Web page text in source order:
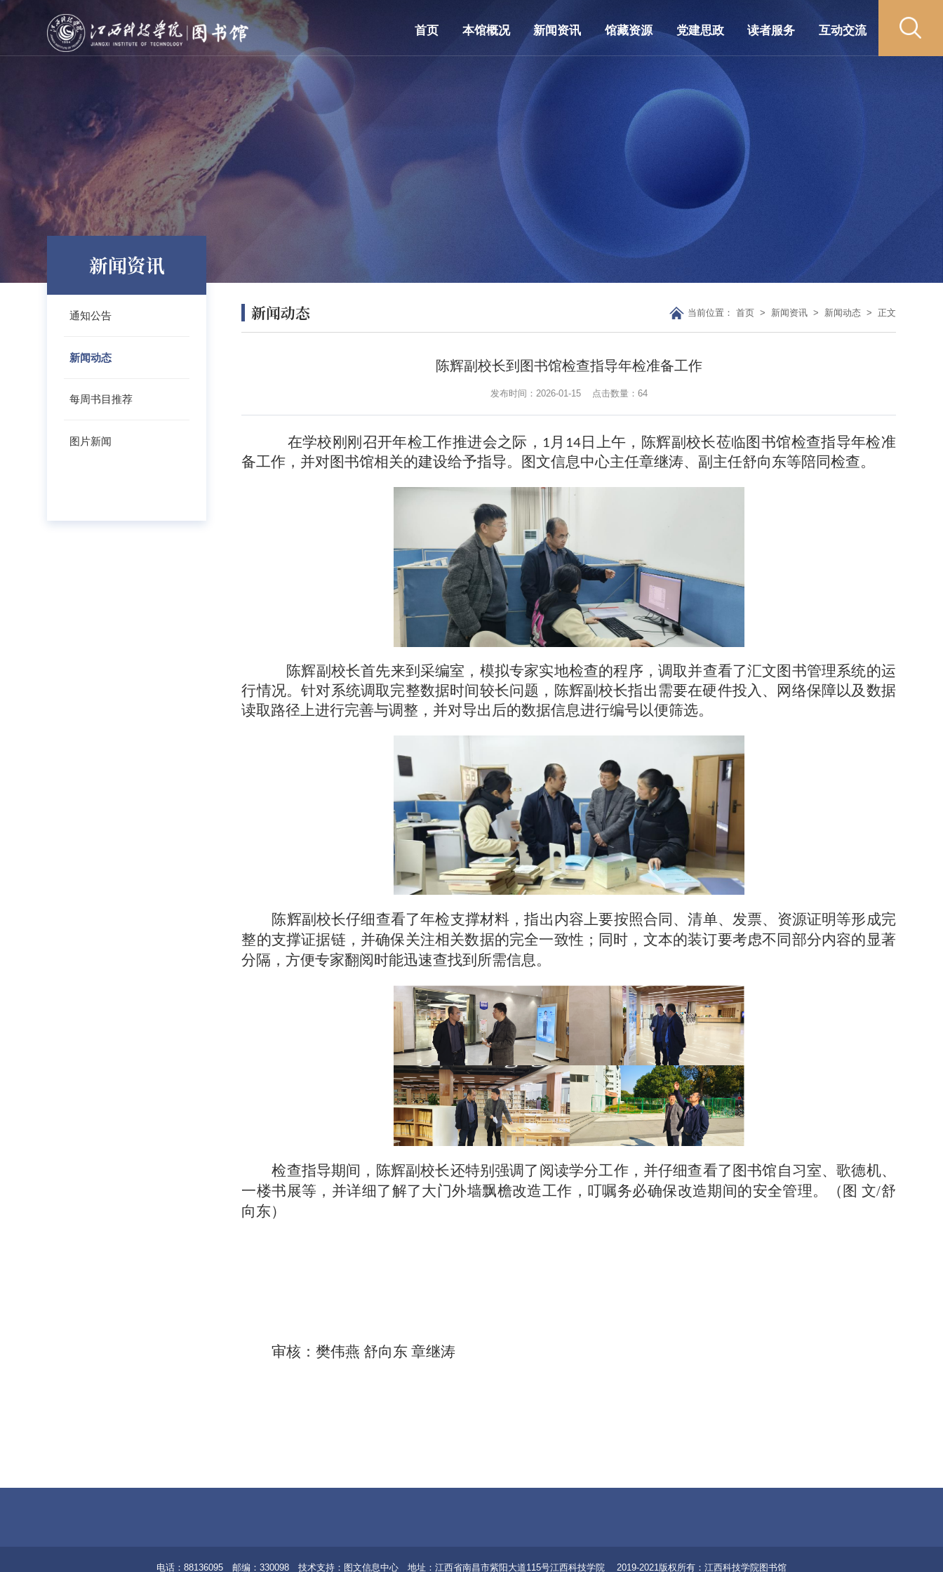
首页 本馆概况 新闻资讯 馆藏资源 党建思政 读者服务 互动交流
新闻资讯
通知公告
新闻动态
每周书目推荐
图片新闻
新闻动态 当前位置： 首页> 新闻资讯> 新闻动态> 正文
陈辉副校长到图书馆检查指导年检准备工作
发布时间：2026-01-15 点击数量： 64
在学校刚刚召开年检工作推进会之际， 1月 14日上午，陈辉副校长莅临图书馆检查指导年检准
备工作，并对图书馆相关的建设给予指导。图文信息中心主任章继涛、副主任舒向东等陪同检查。
陈辉副校长首先来到采编室，模拟专家实地检查的程序，调取并查看了汇文图书管理系统的运
行情况。针对系统调取完整数据时间较长问题，陈辉副校长指出需要在硬件投入、网络保障以及数据
读取路径上进行完善与调整，并对导出后的数据信息进行编号以便筛选。
陈辉副校长仔细查看了年检支撑材料，指出内容上要按照合同、清单、发票、资源证明等形成完
整的支撑证据链，并确保关注相关数据的完全一致性；同时，文本的装订要考虑不同部分内容的显著
分隔，方便专家翻阅时能迅速查找到所需信息。
检查指导期间，陈辉副校长还特别强调了阅读学分工作，并仔细查看了图书馆自习室、歌德机、
一楼书展等，并详细了解了大门外墙飘檐改造工作，叮嘱务必确保改造期间的安全管理。（图 文/舒
向东）
审核：樊伟燕 舒向东 章继涛
电话：88136095 邮编：330098 技术支持：图文信息中心 地址：江西省南昌市紫阳大道115号江西科技学院 2019-2021版权所有：江西科技学院图书馆